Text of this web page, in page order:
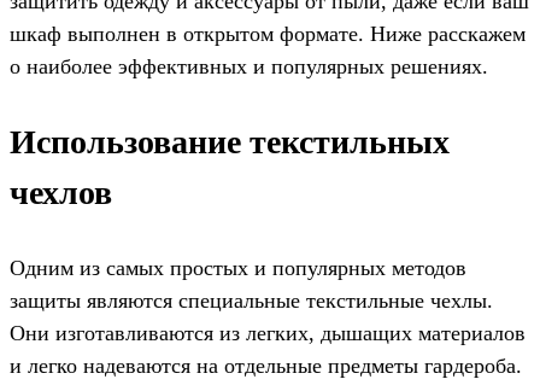
шкаф выполнен в открытом формате. Ниже расскажем
о наиболее эффективных и популярных решениях.
Использование текстильных
чехлов
Одним из самых простых и популярных методов
защиты являются специальные текстильные чехлы.
Они изготавливаются из легких, дышащих материалов
и легко надеваются на отдельные предметы гардероба.